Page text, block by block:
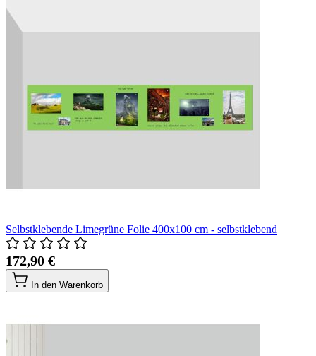
Selbstklebende Limegrüne Folie 400x100 cm - selbstklebend
172,90 €
In den Warenkorb